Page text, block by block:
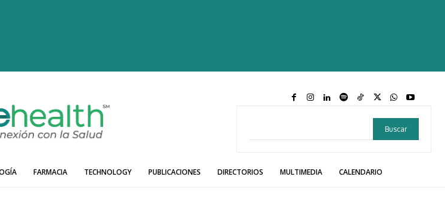
Buscar
FARMACIA TECHNOLOGY PUBLICACIONES DIRECTORIOS MULTIMEDIA CALENDARIO